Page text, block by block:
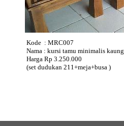
Kode : MRC007
Nama : kursi tamu minimalis kaung
Harga Rp 3.250.000
(set dudukan 211+meja+busa )